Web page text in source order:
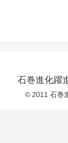
石巻進化躍
© 2011 石巻